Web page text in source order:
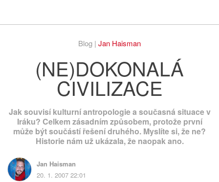
Blog | Jan Haisman
(NE)DOKONALÁ
CIVILIZACE
Jak souvisí kulturní antropologie a současná situace v
Iráku? Celkem zásadním způsobem, protože první
může být součástí řešení druhého. Myslíte si, že ne?
Historie nám už ukázala, že naopak ano.
Jan Haisman
20. 1. 2007 22:01